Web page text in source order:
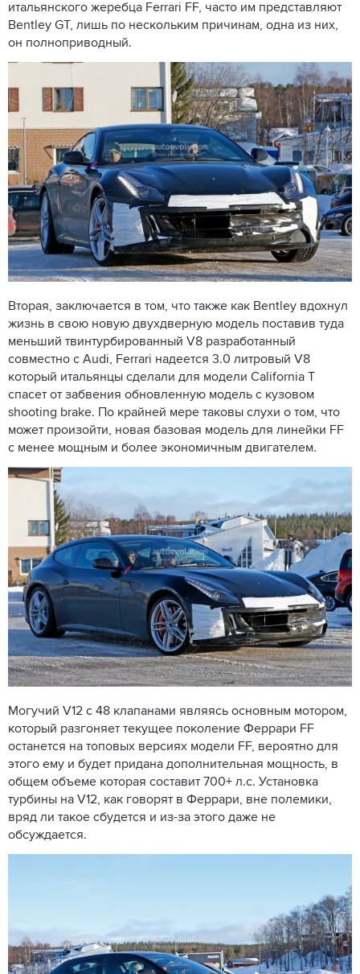
итальянского жеребца Ferrari FF, часто им представляют
Bentley GT, лишь по нескольким причинам, одна из них,
он полноприводный.
Вторая, заключается в том, что также как Bentley вдохнул
жизнь в свою новую двухдверную модель поставив туда
меньший твинтурбированный V8 разработанный
совместно с Audi, Ferrari надеется 3.0 литровый V8
который итальянцы сделали для модели California T
спасет от забвения обновленную модель с кузовом
shooting brake. По крайней мере таковы слухи о том, что
может произойти, новая базовая модель для линейки FF
с менее мощным и более экономичным двигателем.
Могучий V12 с 48 клапанами являясь основным мотором,
который разгоняет текущее поколение Феррари FF
останется на топовых версиях модели FF, вероятно для
этого ему и будет придана дополнительная мощность, в
общем объеме которая составит 700+ л.с. Установка
турбины на V12, как говорят в Феррари, вне полемики,
вряд ли такое сбудется и из-за этого даже не
обсуждается.